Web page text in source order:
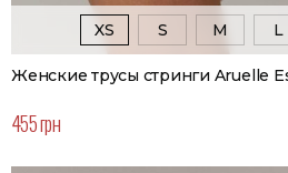
XS S M L
Женские трусы стринги Aruelle
455 грн